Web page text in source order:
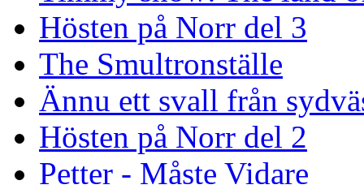
Hösten på Norr del 3
The Smultronställe
Ännu ett svall från
Hösten på Norr del 2
Petter - Måste Vidare